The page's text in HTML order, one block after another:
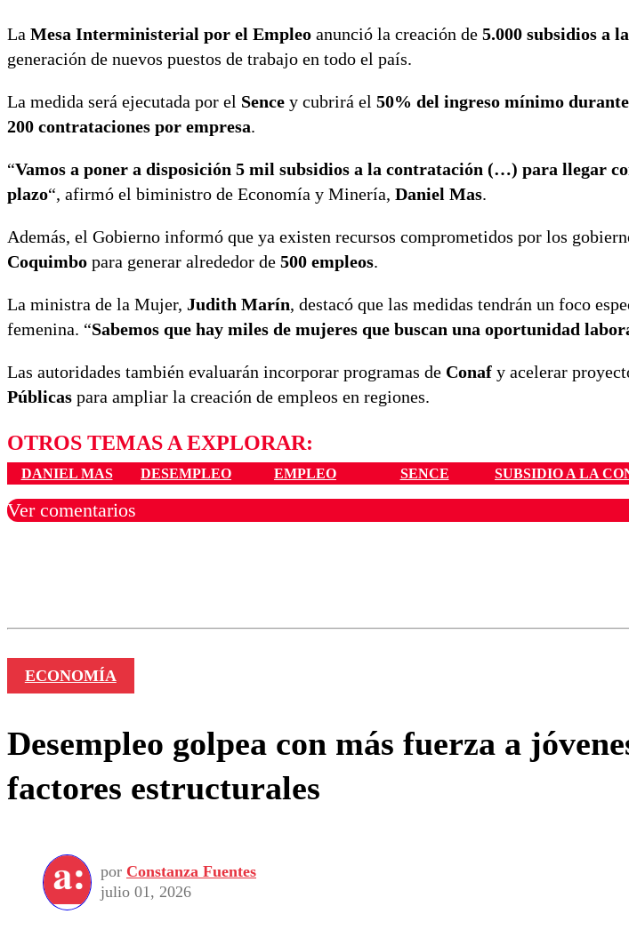
La Mesa Interministerial por el Empleo anunció la creación de 5.000 subsidios a
generación de nuevos puestos de trabajo en todo el país.
La medida será ejecutada por el Sence y cubrirá el 50% del ingreso mínimo
200 contrataciones por empresa.
“Vamos a poner a disposición 5 mil subsidios a la contratación (…) para llegar
plazo“, afirmó el biministro de Economía y Minería, Daniel Mas.
Además, el Gobierno informó que ya existen recursos comprometidos por los
Coquimbo para generar alrededor de 500 empleos.
La ministra de la Mujer, Judith Marín, destacó que las medidas tendrán un foco
femenina. “Sabemos que hay miles de mujeres que buscan una oportunidad
Las autoridades también evaluarán incorporar programas de Conaf y acelerar
Públicas para ampliar la creación de empleos en regiones.
OTROS TEMAS A EXPLORAR:
DANIEL MAS DESEMPLEO EMPLEO SENCE SUBSIDIO A LA
Ver comentarios
ECONOMÍA
Desempleo golpea con más fuerza a
factores estructurales
por Constanza Fuentes
julio 01, 2026